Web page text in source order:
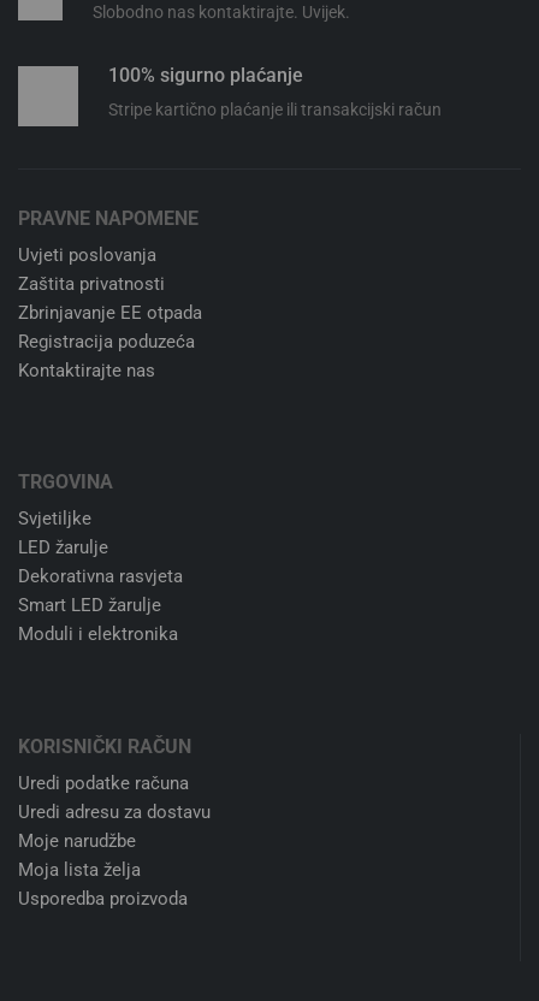
Slobodno nas kontaktirajte. Uvijek.
100% sigurno plaćanje
Stripe kartično plaćanje ili transakcijski račun
PRAVNE NAPOMENE
Uvjeti poslovanja
Zaštita privatnosti
Zbrinjavanje EE otpada
Registracija poduzeća
Kontaktirajte nas
TRGOVINA
Svjetiljke
LED žarulje
Dekorativna rasvjeta
Smart LED žarulje
Moduli i elektronika
KORISNIČKI RAČUN
Uredi podatke računa
Uredi adresu za dostavu
Moje narudžbe
Moja lista želja
Usporedba proizvoda